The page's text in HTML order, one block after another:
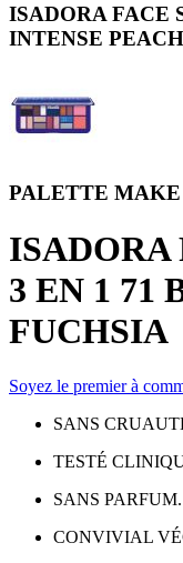
ISADORA FACE
INTENSE PEACH
PALETTE MAKE
ISADORA
3 EN 1 71
FUCHSIA
Soyez le premier à
SANS
TESTÉ
SANS PARFUM.
CONVIVIAL